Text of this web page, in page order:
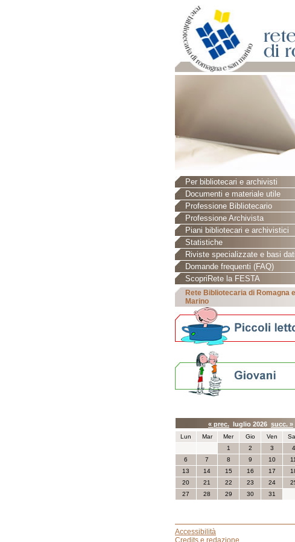
Per bibliotecari e archivisti
Documenti e materiale utile
Professione Bibliotecario
Professione Archivista
Piani bibliotecari e archivistici
Statistiche
Riviste specializzate e basi dati
Domande frequenti (FAQ)
ScopriRete la FESTA
Rete Bibliotecaria di Romagna
Marino
« prec. luglio 2026 succ. »
Lun Mar Mer Gio Ven
1
2 3 4
6
7 8 9 10 11
13
14 15 16 17
20
21 22 23 24
27
28 29 30 31
Accessibilità
Credits e redazione